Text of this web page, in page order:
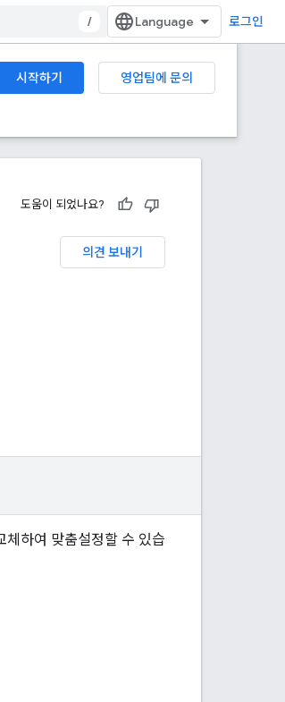
/ 로그인
시작하기
영업팀에 문의
도움이 되었나요?
의견 보내기
체하여 맞춤설정할 수 있습